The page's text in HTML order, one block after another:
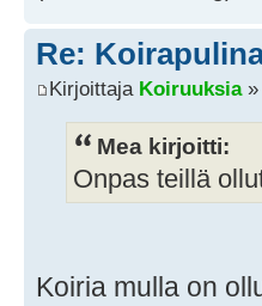
Re:
Kirjoittaja Koiruuksia»
Mea kirjoitti:
Onpas teillä
Koiria mulla on